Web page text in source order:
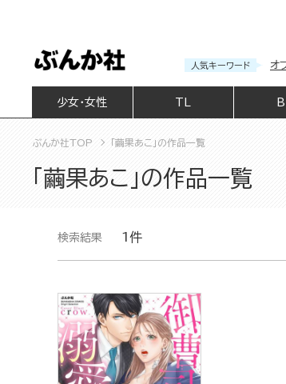
人気キーワード オ
少女・女性 BL
ぶんか社TOP 「繭果あこ」の作品一覧
「繭果あこ」の作品一覧
検索結果 1件